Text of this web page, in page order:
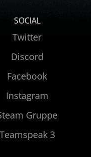
SOCIAL
Twitter
Discord
Facebook
Instagram
Gruppe
Teamspeak 3